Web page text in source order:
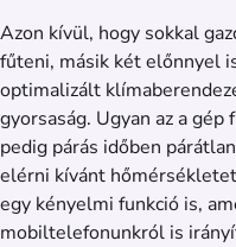
Azon kívül, hogy sokkal
fűteni, másik két előnnyel
optimalizált
gyorsaság. Ugyan az a
pedig párás időben
elérni kívánt
egy kényelmi funkció is,
mobiltelefonunkról is